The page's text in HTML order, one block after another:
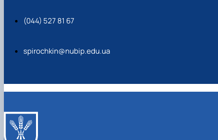
(044) 527 81 67
spirochkin@nubip.edu.ua